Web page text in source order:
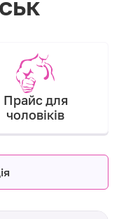
Прайс для
чоловіків